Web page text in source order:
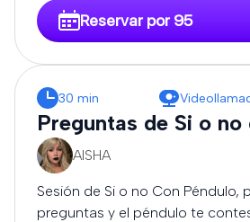
Reservar por 95
30 min
Preguntas de Si o no
AISHA
Sesión de Si o no Con Péndulo,
preguntas y el péndulo te